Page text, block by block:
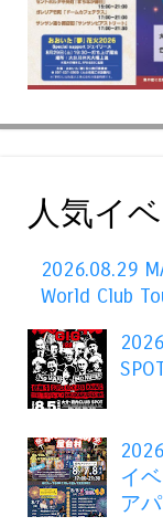
人気イ
2026.08.29
World Club
イ
ア